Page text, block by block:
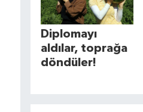
Diplomayı
aldılar, toprağa
döndüler!